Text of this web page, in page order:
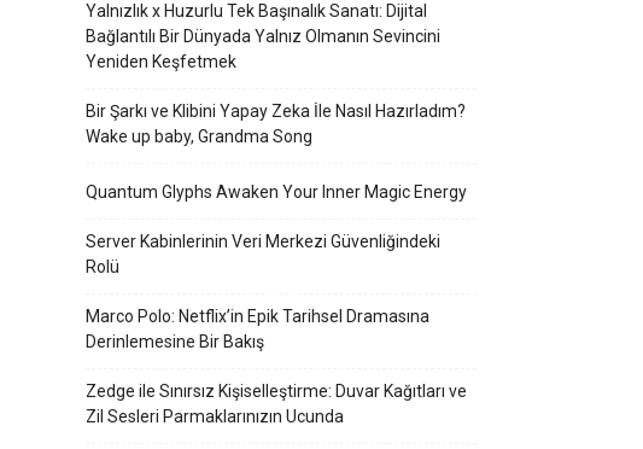
Yalnızlık x Huzurlu Tek Başınalık Sanatı: Dijital
Bağlantılı Bir Dünyada Yalnız Olmanın Sevincini
Yeniden Keşfetmek
Bir Şarkı ve Klibini Yapay Zeka İle Nasıl Hazırladım?
Wake up baby, Grandma Song
Quantum Glyphs Awaken Your Inner Magic Energy
Server Kabinlerinin Veri Merkezi Güvenliğindeki
Rolü
Marco Polo: Netflix’in Epik Tarihsel Dramasına
Derinlemesine Bir Bakış
Zedge ile Sınırsız Kişiselleştirme: Duvar Kağıtları ve
Zil Sesleri Parmaklarınızın Ucunda